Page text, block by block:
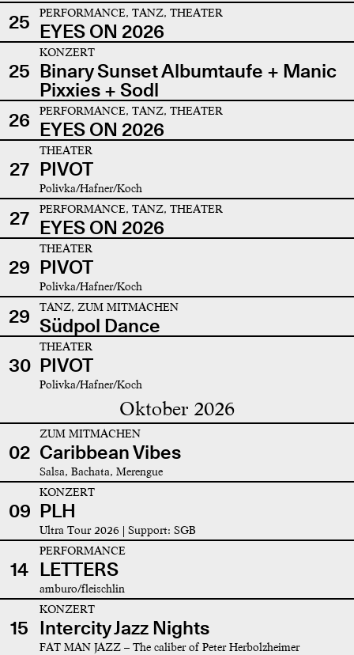
25 PERFORMANCE, TANZ, THEATER
EYES ON 2026
25
KONZERT
Binary Sunset Albumtaufe + Manic
Pixxies + Sodl
26
PERFORMANCE, TANZ, THEATER
EYES ON 2026
27
THEATER
PIVOT
Polivka/Hafner/Koch
27 PERFORMANCE, TANZ, THEATER
EYES ON 2026
29
THEATER
PIVOT
Polivka/Hafner/Koch
29 TANZ, ZUM MITMACHEN
Südpol Dance
30
THEATER
PIVOT
Polivka/Hafner/Koch
Oktober 2026
02
ZUM MITMACHEN
Caribbean Vibes
Salsa, Bachata, Merengue
09
KONZERT
PLH
Ultra Tour 2026 | Support: SGB
14
PERFORMANCE
LETTERS
amburo/fleischlin
15
KONZERT
Intercity Jazz Nights
FAT MAN JAZZ – The caliber of Peter Herbolzheimer